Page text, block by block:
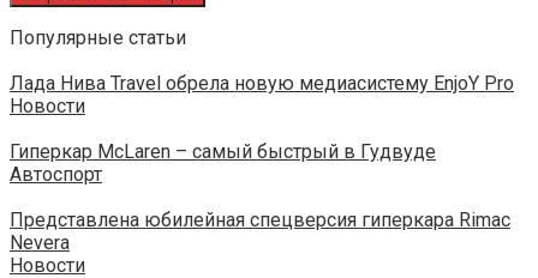
Популярные статьи
Лада Нива Travel обрела новую медиасистему EnjoY Pro
Новости
Гиперкар McLaren – самый быстрый в Гудвуде
Автоспорт
Представлена юбилейная спецверсия гиперкара Rimac
Nevera
Новости